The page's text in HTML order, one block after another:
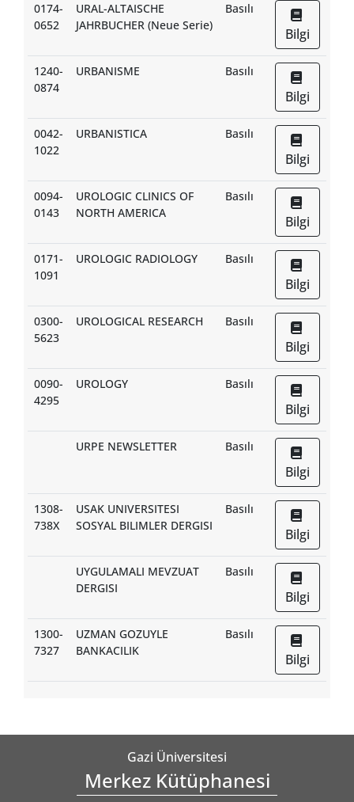
0174-
0652
URAL-ALTAISCHE
JAHRBUCHER (Neue Serie)
Basılı
Bilgi
1240-
0874
URBANISME Basılı
Bilgi
0042-
1022
URBANISTICA Basılı
Bilgi
0094-
0143
UROLOGIC CLINICS OF
NORTH AMERICA
Basılı
Bilgi
0171-
1091
UROLOGIC RADIOLOGY Basılı
Bilgi
0300-
5623
UROLOGICAL RESEARCH Basılı
Bilgi
0090-
4295
UROLOGY Basılı
Bilgi
URPE NEWSLETTER Basılı
Bilgi
1308-
738X
USAK UNIVERSITESI
SOSYAL BILIMLER DERGISI
Basılı
Bilgi
UYGULAMALI MEVZUAT
DERGISI
Basılı
Bilgi
1300-
7327
UZMAN GOZUYLE
BANKACILIK
Basılı
Bilgi
Gazi Üniversitesi
Merkez Kütüphanesi